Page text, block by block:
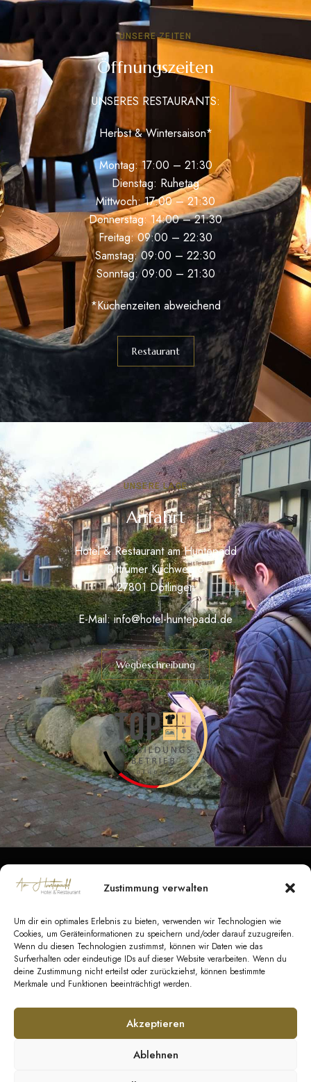
Zustimmung verwalten
Um dir ein optimales Erlebnis zu bieten, verwenden wir Technologien wie
Cookies, um Geräteinformationen zu speichern und/oder darauf zuzugreifen.
Wenn du diesen Technologien zustimmst, können wir Daten wie das
Surfverhalten oder eindeutige IDs auf dieser Website verarbeiten. Wenn du
deine Zustimmung nicht erteilst oder zurückziehst, können bestimmte
Merkmale und Funktionen beeinträchtigt werden.
Akzeptieren
Ablehnen
UNSERE ZEITEN
Öffnungszeiten
UNSERES RESTAURANTS:
Herbst & Wintersaison*
Montag: 17:00 – 21:30
Dienstag: Ruhetag
Mittwoch: 17:00 – 21:30
Donnerstag: 14:00 – 21:30
Freitag: 09:00 – 22:30
Samstag: 09:00 – 22:30
Sonntag: 09:00 – 21:30
*Küchenzeiten abweichend
Restaurant
UNSERE LAGE
Anfahrt
Hotel & Restaurant am Huntepadd
Rittrumer Kirchweg 6
27801 Dötlingen
E-Mail:info@hotel-huntepadd.de
Wegbeschreibung
Datenschutz |Impressum|Barrierefreiheit
AGB Hotel| AGB Veranstaltungen|AGB
Catering
© Copyright 2026 GeestEvents UG & Co. KG